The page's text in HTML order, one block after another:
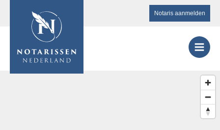
Notaris aanmelden